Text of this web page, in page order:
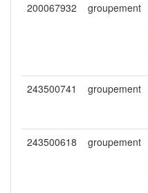
200067932
groupement
243500741 groupement
243500618 groupement